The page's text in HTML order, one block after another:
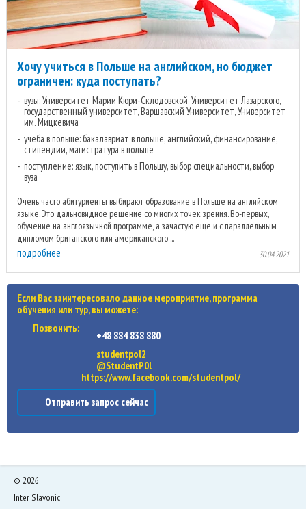
Хочу учиться в Польше на английском, но бюджет
ограничен: куда поступать?
вузы: Университет Марии Кюри-Склодовской, Университет Лазарского,
государственный университет, Варшавский Университет, Университет
им. Мицкевича
учеба в польше: бакалавриат в польше, английский, финансирование,
стипендии, магистратура в польше
поступление: язык, поступить в Польшу, выбор специальности, выбор
вуза
Очень часто абитуриенты выбирают образование в Польше на английском
языке. Это дальновидное решение со многих точек зрения. Во-первых,
обучение на англоязычной программе, а зачастую еще и с параллельным
дипломом британского или американского ...
подробнее 30.04.2021
Если Вас заинтересовало данное мероприятие, программа
обучения или тур, вы можете:
Позвонить:
+48 884 838 880
studentpol2
@StudentP0l
https://www.facebook.com/studentpol/
Отправить запрос сейчас
© 2026
Inter Slavonic